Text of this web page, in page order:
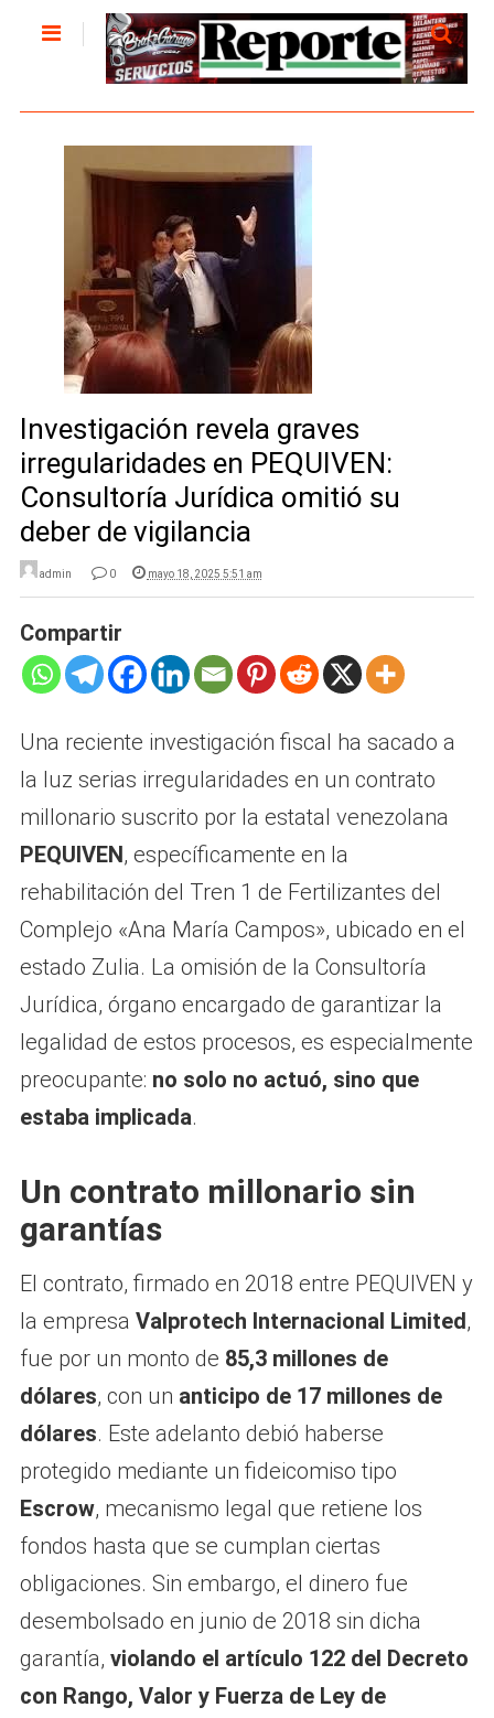
Investigación revela graves
irregularidades en PEQUIVEN:
Consultoría Jurídica omitió su
deber de vigilancia
admin 0 mayo 18, 2025 5:51 am
Compartir
Una reciente investigación fiscal ha sacado a
la luz serias irregularidades en un contrato
millonario suscrito por la estatal venezolana
PEQUIVEN, específicamente en la
rehabilitación del Tren 1 de Fertilizantes del
Complejo «Ana María Campos», ubicado en el
estado Zulia. La omisión de la Consultoría
Jurídica, órgano encargado de garantizar la
legalidad de estos procesos, es especialmente
preocupante: no solo no actuó, sino que
estaba implicada.
Un contrato millonario sin
garantías
El contrato, firmado en 2018 entre PEQUIVEN y
la empresa Valprotech Internacional Limited,
fue por un monto de 85,3 millones de
dólares, con un anticipo de 17 millones de
dólares. Este adelanto debió haberse
protegido mediante un fideicomiso tipo
Escrow, mecanismo legal que retiene los
fondos hasta que se cumplan ciertas
obligaciones. Sin embargo, el dinero fue
desembolsado en junio de 2018 sin dicha
garantía, violando el artículo 122 del Decreto
con Rango, Valor y Fuerza de Ley de